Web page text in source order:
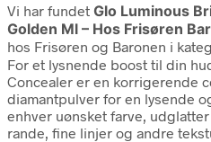
Vi har fundet Glo Luminous
Golden Ml – Hos Frisøren
hos Frisøren og Baronen i
For et lysnende boost til din
Concealer er en korrigerende
diamantpulver for en lysende
enhver uønsket farve,
rande, fine linjer og andre